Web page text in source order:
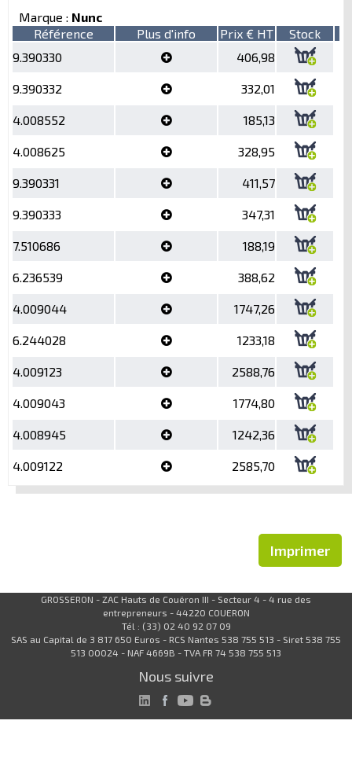
Marque : Nunc
Référence
Plus d'info Prix € HT
Stock
9.390330
406,98
9.390332 332,01
4.008552 185,13
4.008625 328,95
9.390331 411,57
9.390333 347,31
7.510686 188,19
6.236539 388,62
4.009044 1747,26
6.244028 1233,18
4.009123 2588,76
4.009043 1774,80
4.008945 1242,36
4.009122 2585,70
Imprimer
GROSSERON - ZAC Hauts de Couëron III - Secteur 4 - 4 rue des
entrepreneurs - 44220 COUERON
Tél : (33) 02 40 92 07 09
SAS au Capital de 3 817 650 Euros - RCS Nantes 538 755 513 - Siret 538 755
513 00024 - NAF 4669B - TVA FR 74 538 755 513
Nous suivre